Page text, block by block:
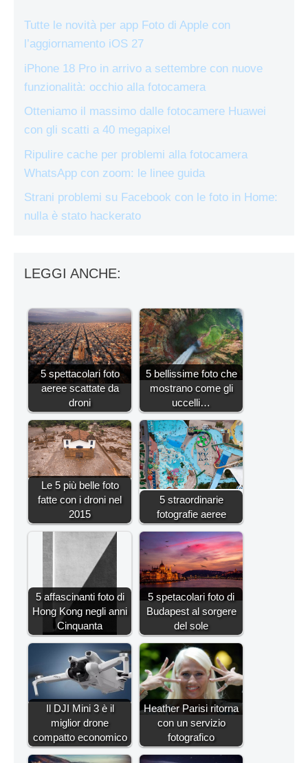
Tutte le novità per app Foto di Apple con
l’aggiornamento iOS 27
iPhone 18 Pro in arrivo a settembre con nuove
funzionalità: occhio alla fotocamera
Otteniamo il massimo dalle fotocamere Huawei
con gli scatti a 40 megapixel
Ripulire cache per problemi alla fotocamera
WhatsApp con zoom: le linee guida
Strani problemi su Facebook con le foto in Home:
nulla è stato hackerato
LEGGI ANCHE:
5 spettacolari foto
aeree scattate da
droni
5 bellissime foto che
mostrano come gli
uccelli…
Le 5 più belle foto
fatte con i droni nel
2015
5 straordinarie
fotografie aeree
5 affascinanti foto di
Hong Kong negli anni
Cinquanta
5 spetacolari foto di
Budapest al sorgere
del sole
Il DJI Mini 3 è il
miglior drone
compatto economico
Heather Parisi ritorna
con un servizio
fotografico